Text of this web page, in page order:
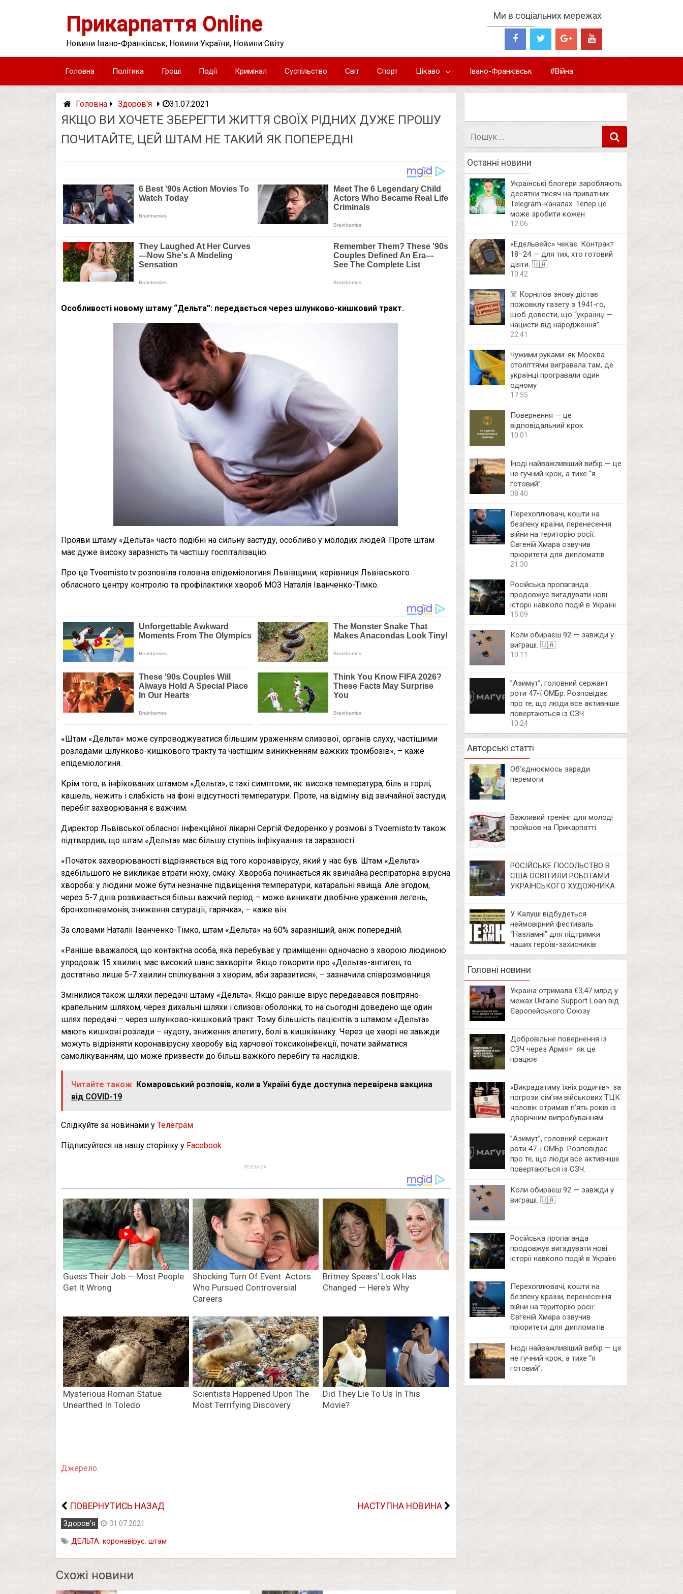
Прикарпаття Online
Новини Івано-Франківськ, Новини України, Новини Світу
Ми в соціальних мережах
Головна Політика Гроші Події Кримінал Суспільство Світ Спорт Цікаво Івано-Франківськ #Війна
Головна Здоров'я 31.07.2021
ЯКЩО ВИ ХОЧЕТЕ ЗБЕРЕГТИ ЖИТТЯ СВОЇХ РІДНИХ ДУЖЕ ПРОШУ
ПОЧИТАЙТЕ, ЦЕЙ ШТАМ НЕ ТАКИЙ ЯК ПОПЕРЕДНІ
Особливості новому штаму “Дельта”: передається через шлунково-кишковий тракт.
Прояви штаму «Дельта» часто подібні на сильну застуду, особливо у молодих людей. Проте штам
має дуже високу заразність та частішу госпіталізацію.
Про це Тvoemisto.tv розповіла головна епідеміологиня Львівщини, керівниця Львівського
обласного центру контролю та профілактики хвороб МОЗ Наталія Іванченко-Тімко.
«Штам «Дельта» може супроводжуватися більшим ураженням слизової, органів слуху, частішими
розладами шлунково-кишкового тракту та частішим виникненням важких тромбозів», – каже
епідеміологиня.
Крім того, в інфікованих штамом «Дельта», є такі симптоми, як: висока температура, біль в горлі,
кашель, нежить і слабкість на фоні відсутності температури. Проте, на відміну від звичайної застуди,
перебіг захворювання є важчим.
Директор Львівської обласної інфекційної лікарні Сергій Федоренко у розмові з Тvoemisto.tv також
підтвердив, що штам «Дельта» має більшу ступінь інфікування та заразності.
«Початок захворюваності відрізняється від того коронавірусу, який у нас був. Штам «Дельта»
здебільшого не викликає втрати нюху, смаку. Хвороба починається як звичайна респіраторна вірусна
хвороба: у людини може бути незначне підвищення температури, катаральні явища. Але згодом,
через 5-7 днів розвивається більш важчий період – може виникати двобічне ураження легень,
бронхопневмонія, зниження сатурації, гарячка», – каже він.
За словами Наталії Іванченко-Тімко, штам «Дельта» на 60% заразніший, аніж попередній.
«Раніше вважалося, що контактна особа, яка перебуває у приміщенні одночасно з хворою людиною
упродовж 15 хвилин, має високий шанс захворіти. Якщо говорити про «Дельта»-антиген, то
достатньо лише 5-7 хвилин спілкування з хворим, аби заразитися», – зазначила співрозмовниця.
Змінилися також шляхи передачі штаму «Дельта». Якщо раніше вірус передавався повітряно-
крапельним шляхом, через дихальні шляхи і слизові оболонки, то на сьогодні доведено ще один
шлях передачі – через шлунково-кишковий тракт. Тому більшість пацієнтів з штамом «Дельта»
мають кишкові розлади – нудоту, зниження апетиту, болі в кишківнику. Через це хворі не завжди
можуть відрізняти коронавірусну хворобу від харчової токсикоінфекції, почати займатися
самолікуванням, що може призвести до більш важкого перебігу та наслідків.
Читайте також Комаровський розповів, коли в Україні буде доступна перевірена вакцина
від COVID-19
Слідкуйте за новинами у Телеграм
Підписуйтеся на нашу сторінку у Facebook
РЕКЛАМА:
Джерело.
ПОВЕРНУТИСЬ НАЗАД НАСТУПНА НОВИНА
Здоров'я 31.07.2021
ДЕЛЬТА, коронавірус, штам
Схожі новини
Останні новини
Українські блогери заробляють
десятки тисяч на приватних
Telegram-каналах. Тепер це
може зробити кожен
12:06
«Едельвейс» чекає. Контракт
18–24 — для тих, хто готовий
діяти. 🇺🇦
10:42
☠️ Корнілов знову дістає
пожовклу газету з 1941‑го,
щоб довести, що “українці —
нацисти від народження”.
22:41
Чужими руками: як Москва
століттями вигравала там, де
українці програвали один
одному
17:55
Повернення — це
відповідальний крок
10:01
Іноді найважливіший вибір — це
не гучний крок, а тихе “я
готовий”.
08:40
Перехоплювачі, кошти на
безпеку країни, перенесення
війни на територію росії:
Євгеній Хмара озвучив
пріоритети для дипломатів
21:30
Російська пропаганда
продовжує вигадувати нові
історії навколо подій в Україні
15:09
Коли обираєш 92 — завжди у
виграші. 🇺🇦
10:11
⁨”Азимут”, головний сержант
роти 47-ї ОМБр. Розповідає
про те, що люди все активніше
повертаються із СЗЧ.
10:24
Авторські статті
Об‘єднюємось заради
перемоги
Важливий тренінг для молоді
пройшов на Прикарпатті.
РОСІЙСЬКЕ ПОСОЛЬСТВО В
США ОСВІТИЛИ РОБОТАМИ
УКРАЇНСЬКОГО ХУДОЖНИКА
У Калуші відбудеться
неймовірний фестиваль
“Назламні” для підтримки
наших героїв-захисників
Головні новини
Україна отримала €3,47 млрд у
межах Ukraine Support Loan від
Європейського Союзу
Добровільне повернення із
СЗЧ через Армія+: як це
працює
«Викрадатиму їхніх родичів»: за
погрози сім’ям військових ТЦК
чоловік отримав п’ять років із
дворічним випробуванням
⁨”Азимут”, головний сержант
роти 47-ї ОМБр. Розповідає
про те, що люди все активніше
повертаються із СЗЧ.
Коли обираєш 92 — завжди у
виграші. 🇺🇦
Російська пропаганда
продовжує вигадувати нові
історії навколо подій в Україні
Перехоплювачі, кошти на
безпеку країни, перенесення
війни на територію росії:
Євгеній Хмара озвучив
пріоритети для дипломатів
Іноді найважливіший вибір — це
не гучний крок, а тихе “я
готовий”.